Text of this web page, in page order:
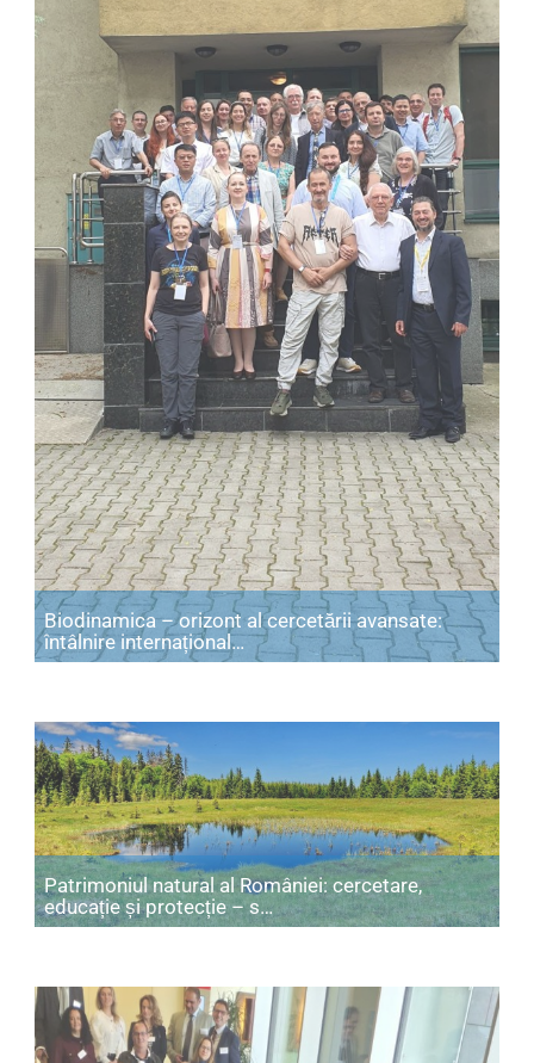
Biodinamica – orizont al cercetării avansate:
întâlnire internațional…Articol: Biodinamica – orizont
Patrimoniul natural al României: cercetare,
educație și protecție – s… Articol: Patrimoniul natural